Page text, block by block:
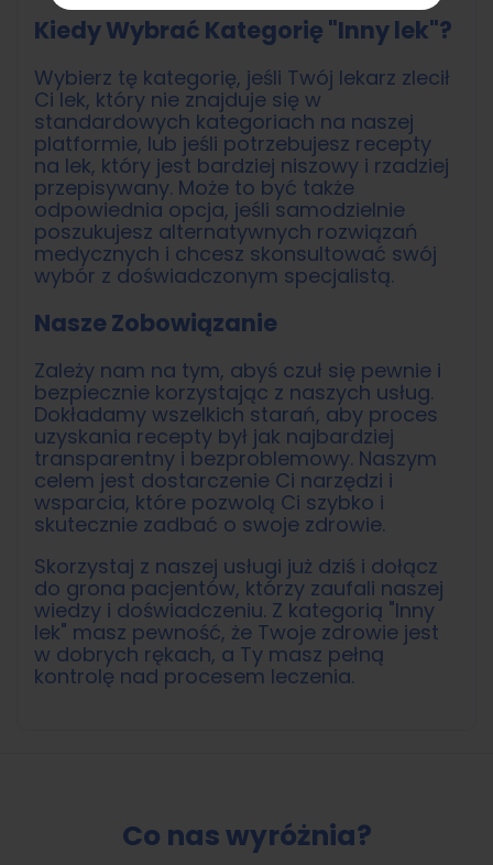
Kiedy Wybrać Kategorię "Inny lek"?
Wybierz tę kategorię, jeśli Twój lekarz zlecił
Ci lek, który nie znajduje się w
standardowych kategoriach na naszej
platformie, lub jeśli potrzebujesz recepty
na lek, który jest bardziej niszowy i rzadziej
przepisywany. Może to być także
odpowiednia opcja, jeśli samodzielnie
poszukujesz alternatywnych rozwiązań
medycznych i chcesz skonsultować swój
wybór z doświadczonym specjalistą.
Nasze Zobowiązanie
Zależy nam na tym, abyś czuł się pewnie i
bezpiecznie korzystając z naszych usług.
Dokładamy wszelkich starań, aby proces
uzyskania recepty był jak najbardziej
transparentny i bezproblemowy. Naszym
celem jest dostarczenie Ci narzędzi i
wsparcia, które pozwolą Ci szybko i
skutecznie zadbać o swoje zdrowie.
Skorzystaj z naszej usługi już dziś i dołącz
do grona pacjentów, którzy zaufali naszej
wiedzy i doświadczeniu. Z kategorią "Inny
lek" masz pewność, że Twoje zdrowie jest
w dobrych rękach, a Ty masz pełną
kontrolę nad procesem leczenia.
Co nas wyróżnia?